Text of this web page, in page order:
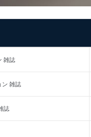
雑誌
ン 雑誌
誌